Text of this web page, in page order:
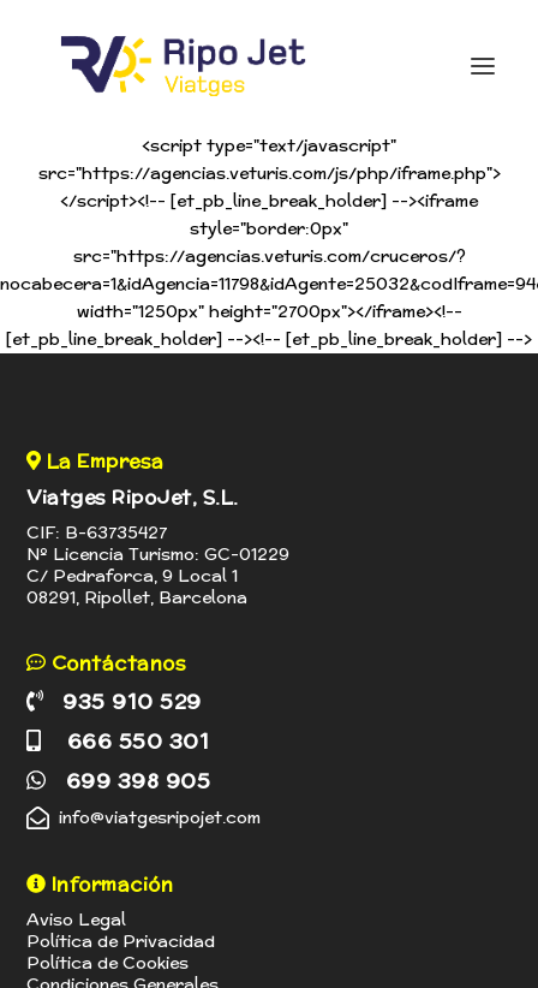
<script type="text/javascript"
src="https://agencias.veturis.com/js/php/iframe.php">
</script><!-- [et_pb_line_break_holder] --><iframe
style="border:0px"
src="https://agencias.veturis.com/cruceros/?
width="1250px" height="2700px"></iframe><!--
[et_pb_line_break_holder] --><!-- [et_pb_line_break_holder] -->
La Empresa
Viatges RipoJet, S.L.
CIF: B-63735427
Nº Licencia Turismo: GC-01229
C/ Pedraforca, 9 Local 1
08291, Ripollet, Barcelona
Contáctanos
935 910 529
666 550 301
699 398 905
info@viatgesripojet.com
Información
Aviso Legal
Política de Privacidad
Política de Cookies